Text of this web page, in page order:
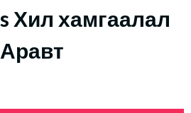
Хил хамгаалал
Аравт